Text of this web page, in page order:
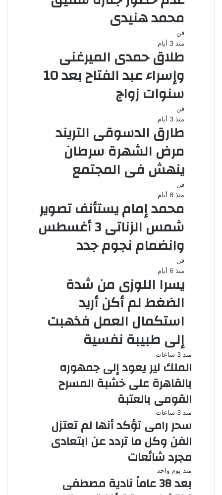
محمد هنيدى
فن
منذ 3 أيام
طلاق حمدى الميرغنى
وإسراء عبد الفتاح بعد 10
سنوات زواج
فن
منذ 3 أيام
طارق الدسوقى التريند
مرض الشهرة سرطان
ينهش فى المجتمع
فن
منذ 6 أيام
محمد إمام يستأنف تصوير
شمس الزناتى 3 أغسطس
وانضمام نجوم جدد
فن
منذ 6 أيام
يسرا اللوزى من شدة
الضغط لم أكن أريد
استكمال العمل فذهبت
إلى طبيبة نفسية
منذ 3 ساعات
الملك لير يعود إلى جمهوره
بالقاهرة على خشبة المسرح
القومى بالعتبة
منذ 3 ساعات
سحر رامى تؤكد أنها لم تعتزل
الفن وكل ما تردد عن ابتعادى
مجرد شائعات
منذ يوم واحد
بعد 38 عاماً نادية مصطفى